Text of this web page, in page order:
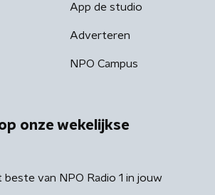
App de studio
Adverteren
NPO Campus
onze wekelijkse
beste van NPO Radio 1 in jouw